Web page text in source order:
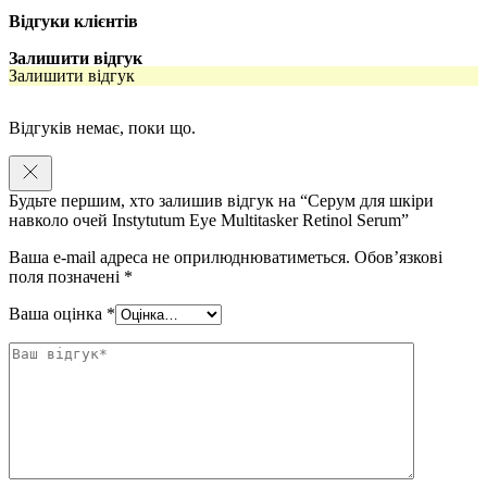
Омолоджує шкіру навколо очей
Клінічно доведений ліфтинг-ефект верхньої повіки – на
60%
Висвітлює пігментацію
Розгладжує, заспокоює, пом’якшує, зволожує
Активні компоненти:
гідроксипінаколоном
Відгуки клієнтів
Залишити відгук
Залишити відгук
Відгуків немає, поки що.
Будьте першим, хто залишив відгук на “Серум для шкіри
навколо очей Instytutum Eye Multitasker Retinol Serum”
Ваша e-mail адреса не оприлюднюватиметься. Обов’язкові
поля позначені *
Ваша оцінка *